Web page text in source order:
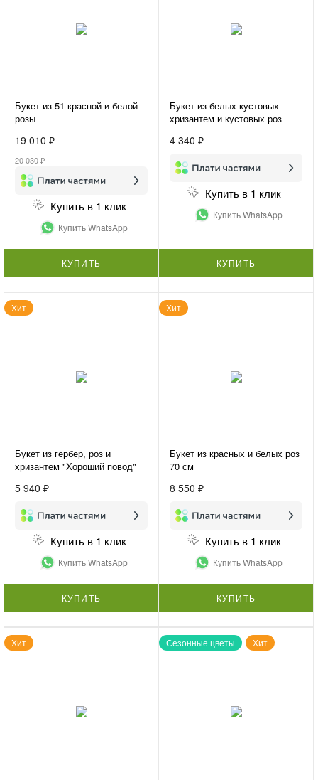
Букет из 51 красной и белой
розы
19 010 ₽
20 030 ₽
Купить в 1 клик
Купить WhatsApp
КУПИТЬ
Букет из белых кустовых
хризантем и кустовых роз
4 340 ₽
Купить в 1 клик
Купить WhatsApp
КУПИТЬ
Хит
Букет из гербер, роз и
хризантем "Хороший повод"
5 940 ₽
Купить в 1 клик
Купить WhatsApp
КУПИТЬ
Хит
Букет из красных и белых роз
70 см
8 550 ₽
Купить в 1 клик
Купить WhatsApp
КУПИТЬ
Хит Сезонные цветы Хит